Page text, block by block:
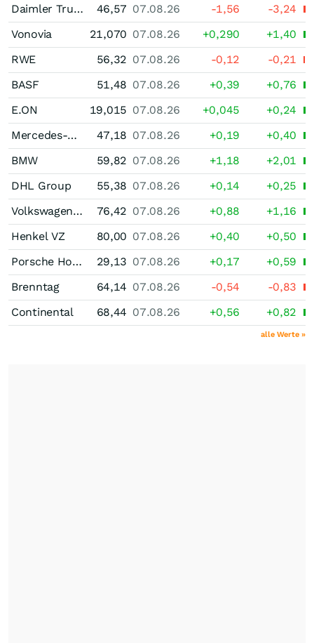
Daimler Truck Holding
46,57 07.08.26 -1,56
-3,24
Vonovia
21,070 07.08.26 +0,290
+1,40
RWE
56,32 07.08.26 -0,12
-0,21
BASF
51,48 07.08.26 +0,39
+0,76
E.ON
19,015 07.08.26 +0,045
+0,24
Mercedes-Benz Group
47,18 07.08.26 +0,19
+0,40
BMW
59,82 07.08.26 +1,18
+2,01
DHL Group
55,38 07.08.26 +0,14
+0,25
Volkswagen (VW) Vz
76,42 07.08.26 +0,88
+1,16
Henkel VZ
80,00 07.08.26 +0,40
+0,50
Porsche Holding SE
29,13 07.08.26 +0,17
+0,59
Brenntag
64,14 07.08.26 -0,54
-0,83
Continental
68,44 07.08.26 +0,56 +0,82
alle Werte »